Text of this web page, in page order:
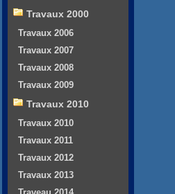
Travaux 2000
Travaux 2006
Travaux 2007
Travaux 2008
Travaux 2009
Travaux 2010
Travaux 2010
Travaux 2011
Travaux 2012
Travaux 2013